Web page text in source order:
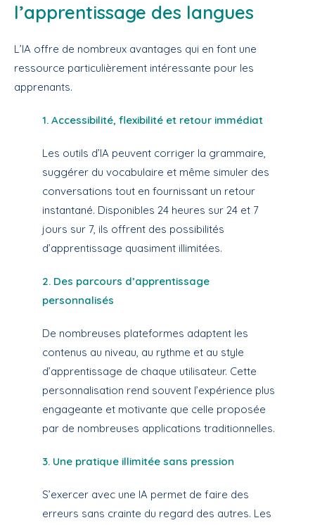
l’apprentissage des langues
L’IA offre de nombreux avantages qui en font une
ressource particulièrement intéressante pour les
apprenants.
1. Accessibilité, flexibilité et retour immédiat
Les outils d’IA peuvent corriger la grammaire,
suggérer du vocabulaire et même simuler des
conversations tout en fournissant un retour
instantané. Disponibles 24 heures sur 24 et 7
jours sur 7, ils offrent des possibilités
d’apprentissage quasiment illimitées.
2. Des parcours d’apprentissage
personnalisés
De nombreuses plateformes adaptent les
contenus au niveau, au rythme et au style
d’apprentissage de chaque utilisateur. Cette
personnalisation rend souvent l’expérience plus
engageante et motivante que celle proposée
par de nombreuses applications traditionnelles.
3. Une pratique illimitée sans pression
S’exercer avec une IA permet de faire des
erreurs sans crainte du regard des autres. Les